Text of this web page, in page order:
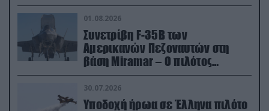
01.08.2026
Συνετρίβη F-35B των
Αμερικανών Πεζοναυτών στη
βάση Miramar – Ο πιλότος
εκτινάχθηκε εγκαίρως
30.07.2026
Υποδοχή ήρωα σε Έλληνα πιλότο